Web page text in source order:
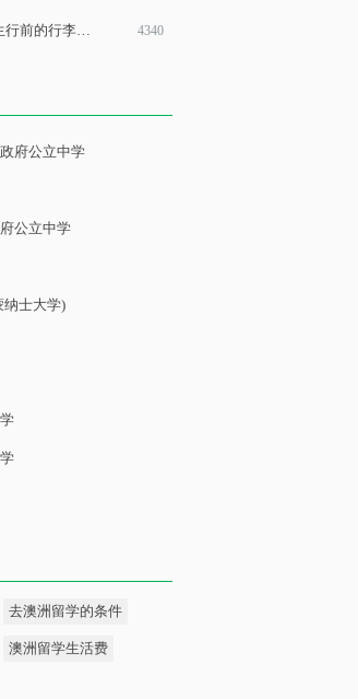
行李准备清单 4340
府公立中学
公立中学
纳士大学)
去澳洲留学的条件
澳洲留学生活费